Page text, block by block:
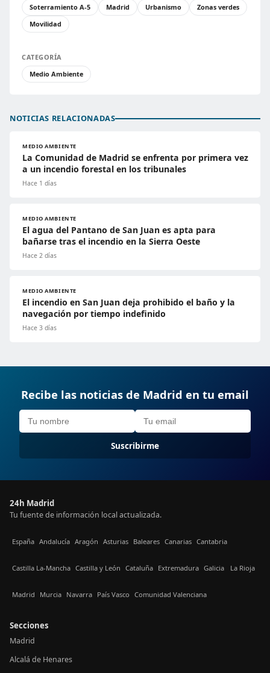
Soterramiento A-5
Madrid Urbanismo
Zonas verdes
Movilidad
CATEGORÍA
Medio Ambiente
NOTICIAS RELACIONADAS
MEDIO AMBIENTE
La Comunidad de Madrid se enfrenta por primera vez
a un incendio forestal en los tribunales
Hace 1 días
MEDIO AMBIENTE
El agua del Pantano de San Juan es apta para
bañarse tras el incendio en la Sierra Oeste
Hace 2 días
MEDIO AMBIENTE
El incendio en San Juan deja prohibido el baño y la
navegación por tiempo indefinido
Hace 3 días
Recibe las noticias de Madrid en tu email
Suscribirme
24h Madrid
Tu fuente de información local actualizada.
España Andalucía Aragón Asturias Baleares Canarias Cantabria
Castilla La-Mancha Castilla y León Cataluña Extremadura Galicia La Rioja
Madrid Murcia Navarra País Vasco Comunidad Valenciana
Secciones
Madrid
Alcalá de Henares